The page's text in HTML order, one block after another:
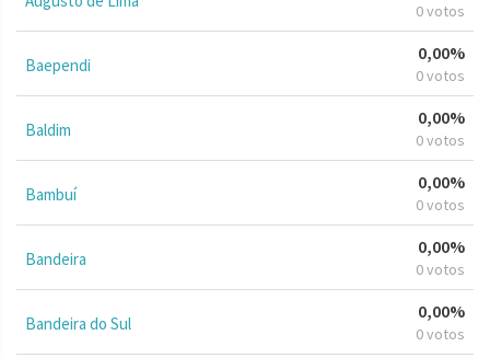
0 votos
Baependi
0,00%
0 votos
Baldim
0,00%
0 votos
Bambuí
0,00%
0 votos
Bandeira
0,00%
0 votos
Bandeira do Sul
0,00%
0 votos